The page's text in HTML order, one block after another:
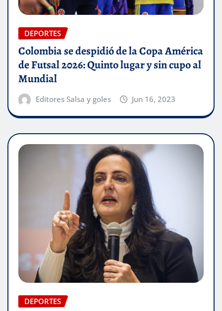
DEPORTES
Colombia se despidió de la Copa América
de Futsal 2026: Quinto lugar y sin cupo al
Mundial
Editores Salsa y goles Jun 16, 2023
DEPORTES